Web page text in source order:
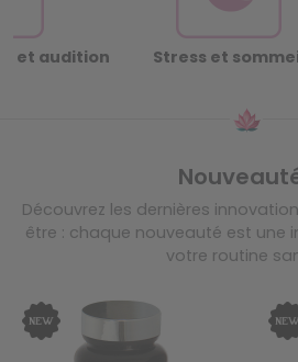
Stress et sommeil
Découvrez les dernières
être : chaque nouveauté est une
votre routine